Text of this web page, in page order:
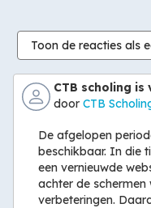
Modus
tonen
CTB scholing is
door CTB
De afgelopen
beschikbaar. In die
een vernieuwde
achter de
verbeteringen.